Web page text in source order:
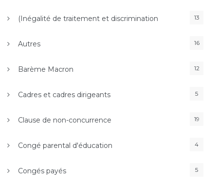
(Inégalité de traitement et discrimination 13
Autres 16
Barème Macron 12
Cadres et cadres dirigeants 5
Clause de non-concurrence 19
Congé parental d'éducation 4
Congés payés 5